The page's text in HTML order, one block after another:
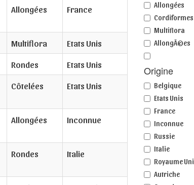
Allongées France
Multiflora
Etats Unis
Rondes
Etats Unis
Côtelées Etats Unis
Allongées Inconnue
Rondes Italie
Allongées
Cordiformes
Multiflora
AllongÃ©es
Origine
Belgique
Etats Unis
France
Inconnue
Russie
Italie
Royaume Uni
Autriche